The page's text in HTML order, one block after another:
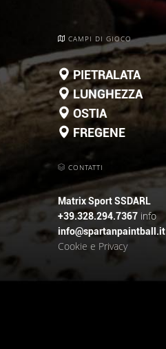
CAMPI DI GIOCO
PIETRALATA
LUNGHEZZA
OSTIA
FREGENE
CONTATTI
Matrix Sport SSDARL
+39.328.294.7367 info
info@spartanpaintball.it
Cookie e Privacy